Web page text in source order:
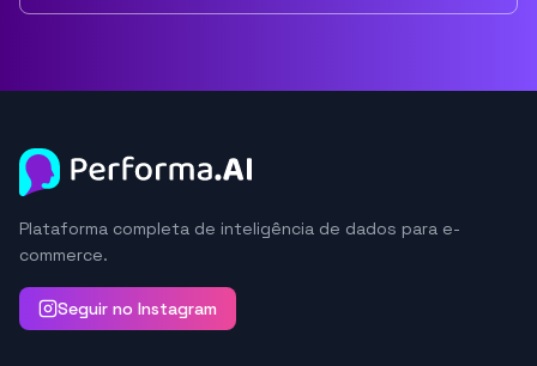
Plataforma completa de inteligência de dados para e-
commerce.
Seguir no Instagram